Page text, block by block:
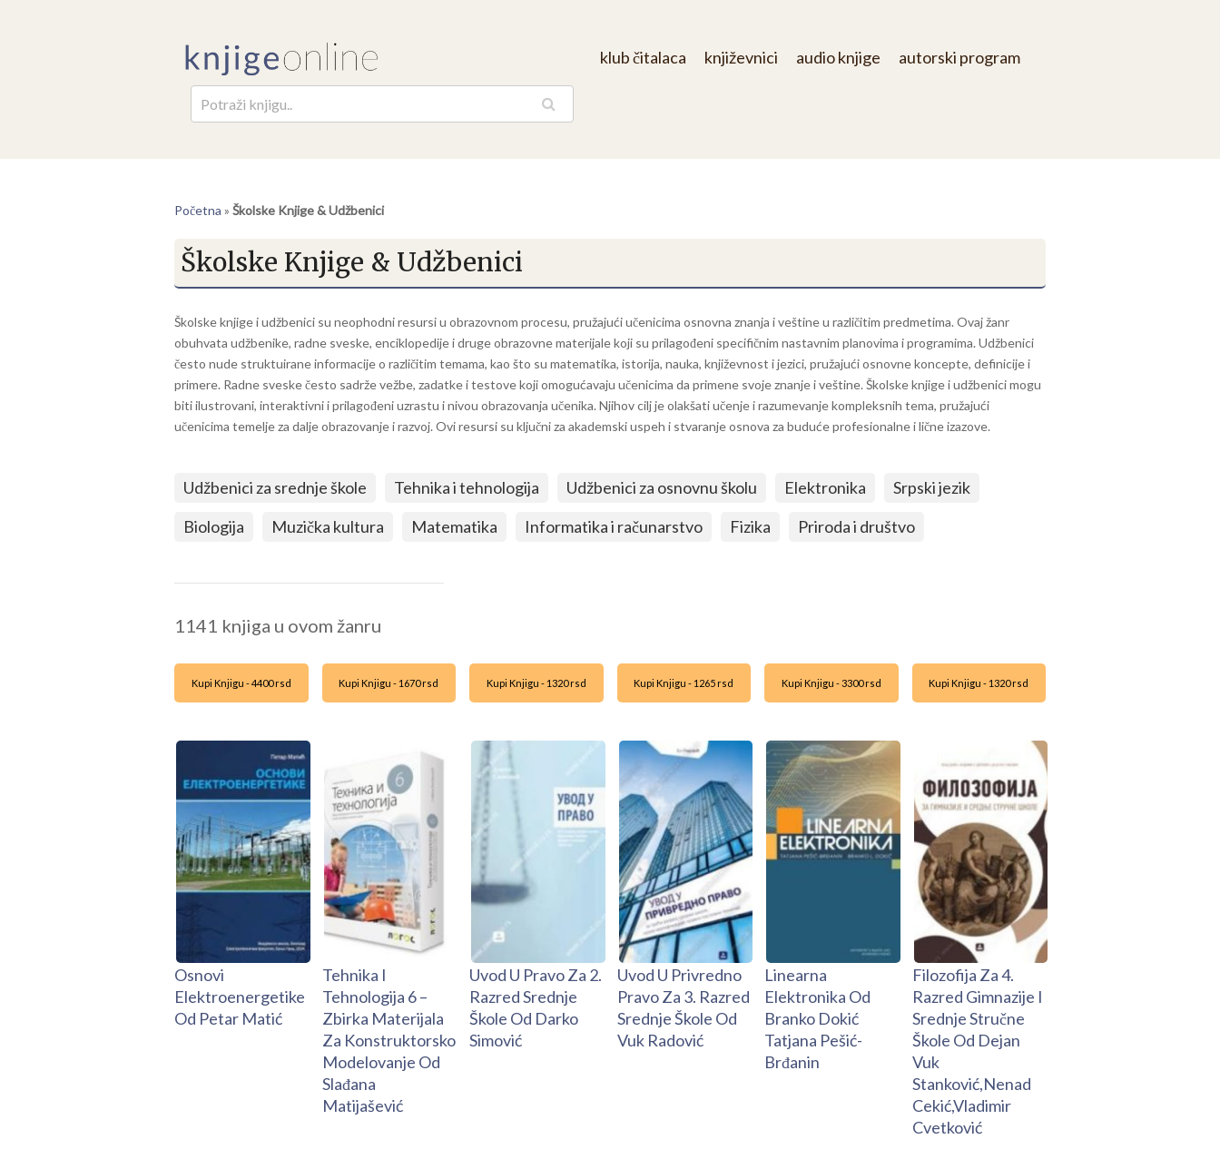
klub čitalaca književnici audio knjige autorski program
Početna » Školske Knjige & Udžbenici
Školske Knjige & Udžbenici
Školske knjige i udžbenici su neophodni resursi u obrazovnom procesu, pružajući učenicima osnovna znanja i veštine u različitim predmetima. Ovaj žanr
obuhvata udžbenike, radne sveske, enciklopedije i druge obrazovne materijale koji su prilagođeni specifičnim nastavnim planovima i programima. Udžbenici
često nude struktuirane informacije o različitim temama, kao što su matematika, istorija, nauka, književnost i jezici, pružajući osnovne koncepte, definicije i
primere. Radne sveske često sadrže vežbe, zadatke i testove koji omogućavaju učenicima da primene svoje znanje i veštine. Školske knjige i udžbenici mogu
biti ilustrovani, interaktivni i prilagođeni uzrastu i nivou obrazovanja učenika. Njihov cilj je olakšati učenje i razumevanje kompleksnih tema, pružajući
učenicima temelje za dalje obrazovanje i razvoj. Ovi resursi su ključni za akademski uspeh i stvaranje osnova za buduće profesionalne i lične izazove.
Udžbenici za srednje škole Tehnika i tehnologija Udžbenici za osnovnu školu Elektronika
Srpski jezik
Biologija
Muzička kultura Matematika Informatika i računarstvo Fizika Priroda i društvo
1141 knjiga u ovom žanru
Kupi Knjigu - 4400 rsd
Osnovi
Elektroenergetike
Od Petar Matić
Kupi Knjigu - 1670 rsd
Tehnika I
Tehnologija 6 –
Zbirka Materijala
Za Konstruktorsko
Modelovanje Od
Slađana
Matijašević
Kupi Knjigu - 1320 rsd
Uvod U Pravo Za 2.
Razred Srednje
Škole Od Darko
Simović
Kupi Knjigu - 1265 rsd
Uvod U Privredno
Pravo Za 3. Razred
Srednje Škole Od
Vuk Radović
Kupi Knjigu - 3300 rsd
Linearna
Elektronika Od
Branko Dokić
Tatjana Pešić-
Brđanin
Kupi Knjigu - 1320 rsd
Filozofija Za 4.
Razred Gimnazije I
Srednje Stručne
Škole Od Dejan
Vuk
Stanković,Nenad
Cekić,Vladimir
Cvetković